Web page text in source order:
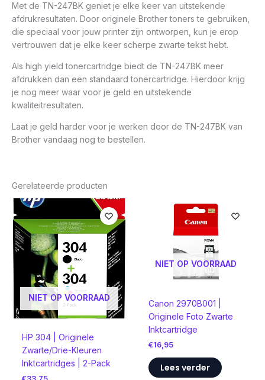
Met de TN-247BK geniet je elke keer van uitstekende
afdrukresultaten. Door originele Brother toners te gebruiken,
die speciaal voor jouw printer zijn ontworpen, kun je erop
vertrouwen dat je elke keer scherpe zwarte tekst hebt.
Als high yield tonercartridge biedt de TN-247BK meer
afdrukken dan een standaard tonercartridge. Hierdoor krijg
je nog meer waar voor je geld en uitstekende
kwaliteitresultaten.
Laat je geld harder voor je werken door de TN-247BK van
Brother vandaag nog te bestellen.
Gerelateerde producten
NIET OP VOORRAAD
HP 304 | Originele
Zwarte/Drie-Kleuren
Inktcartridges | 2-Pack
NIET OP VOORRAAD
Canon 2970B001 |
Originele Foto Zwarte
Inktcartridge
€16,95
Lees verder